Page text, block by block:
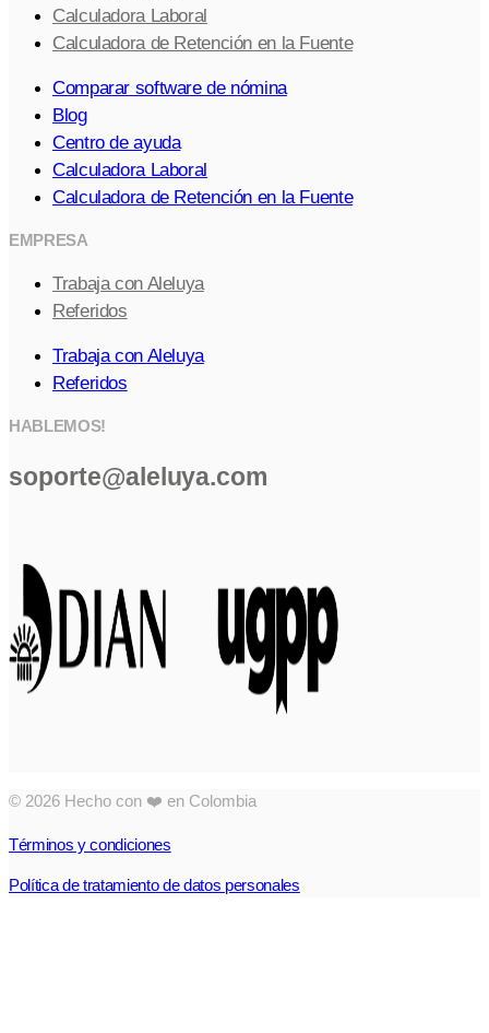
Calculadora Laboral
Calculadora de Retención en la Fuente
Comparar software de nómina
Blog
Centro de ayuda
Calculadora Laboral
Calculadora de Retención en la Fuente
EMPRESA
Trabaja con Aleluya
Referidos
Trabaja con Aleluya
Referidos
HABLEMOS!
soporte@aleluya.com
© 2026 Hecho con ❤️ en Colombia
Términos y condiciones
Política de tratamiento de datos personales